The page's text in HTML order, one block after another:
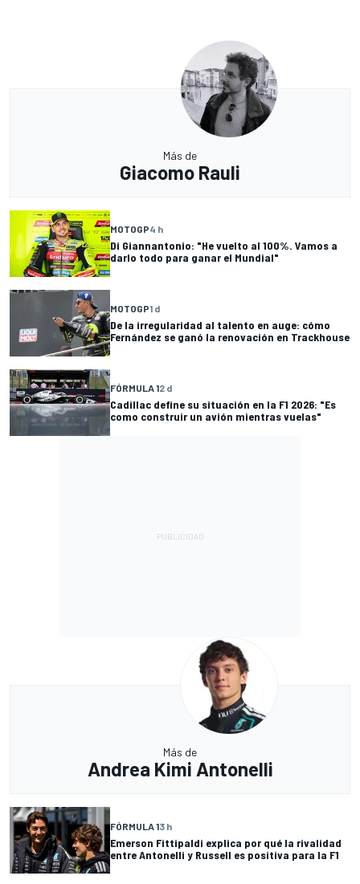
Más de
Giacomo Rauli
MOTOGP4 h
Di Giannantonio: "He vuelto al 100%. Vamos a
darlo todo para ganar el Mundial"
MOTOGP1 d
De la irregularidad al talento en auge: cómo
Fernández se ganó la renovación en Trackhouse
FÓRMULA 12 d
Cadillac define su situación en la F1 2026: "Es
como construir un avión mientras vuelas"
Más de
Andrea Kimi Antonelli
FÓRMULA 13 h
Emerson Fittipaldi explica por qué la rivalidad
entre Antonelli y Russell es positiva para la F1